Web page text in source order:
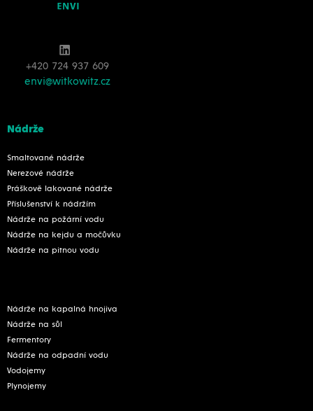
+420 724 937 609
envi@witkowitz.cz
Nádrže
Smaltované nádrže
Nerezové nádrže
Práškově lakované nádrže
Příslušenství k nádržím
Nádrže na požární vodu
Nádrže na kejdu a močůvku
Nádrže na pitnou vodu
Nádrže na kapalná hnojiva
Nádrže na sůl
Fermentory
Nádrže na odpadní vodu
Vodojemy
Plynojemy